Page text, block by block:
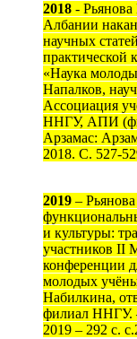
2018 -
Албании
научных
практической
«Наука
Напалков,
Ассоциация
ННГУ, АПИ
Арзамас:
2018. С. 527-
2019 –
и культуры:
участников II
конференции
молодых
Набилкина,
филиал ННГУ.
2019 – 292 с.